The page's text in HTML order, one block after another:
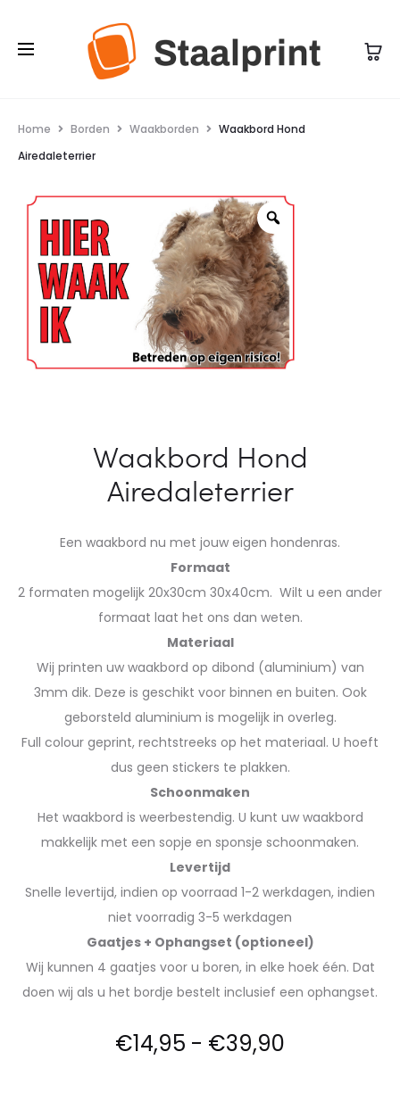
Home Borden Waakborden
Waakbord Hond
Airedaleterrier
Waakbord Hond
Airedaleterrier
Een waakbord nu met jouw eigen hondenras.
Formaat
2 formaten mogelijk 20x30cm 30x40cm. Wilt u een ander
formaat laat het ons dan weten.
Materiaal
Wij printen uw waakbord op dibond (aluminium) van
3mm dik. Deze is geschikt voor binnen en buiten. Ook
geborsteld aluminium is mogelijk in overleg.
Full colour geprint, rechtstreeks op het materiaal. U hoeft
dus geen stickers te plakken.
Schoonmaken
Het waakbord is weerbestendig. U kunt uw waakbord
makkelijk met een sopje en sponsje schoonmaken.
Levertijd
Snelle levertijd, indien op voorraad 1-2 werkdagen, indien
niet voorradig 3-5 werkdagen
Gaatjes + Ophangset (optioneel)
Wij kunnen 4 gaatjes voor u boren, in elke hoek één. Dat
doen wij als u het bordje bestelt inclusief een ophangset.
€14,95 - €39,90